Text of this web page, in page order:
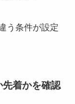
う条件が設定
着かを確認